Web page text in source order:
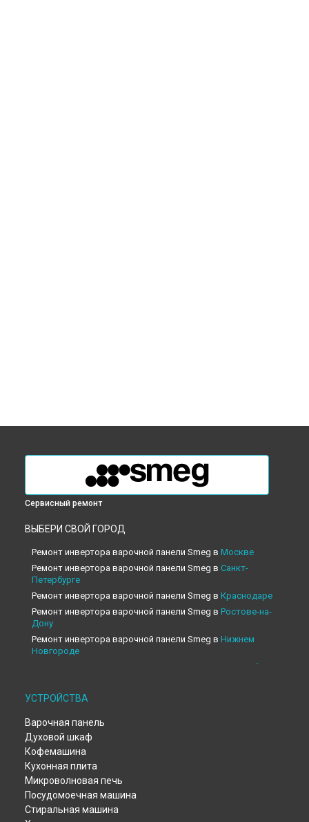
Сервисный ремонт
ВЫБЕРИ СВОЙ ГОРОД
Ремонт инвертора варочной панели Smeg в Москве
Ремонт инвертора варочной панели Smeg в Санкт-
Петербурге
Ремонт инвертора варочной панели Smeg в Краснодаре
Ремонт инвертора варочной панели Smeg в Ростове-на-
Дону
Ремонт инвертора варочной панели Smeg в Нижнем
Новгороде
Новосибирске
Ремонт инвертора варочной панели Smeg в
Ремонт инвертора варочной панели Smeg в
Ремонт инвертора варочной панели Smeg в
Ремонт инвертора варочной панели Smeg в
Ремонт инвертора варочной панели Smeg в
Ремонт инвертора варочной панели Smeg в
Ремонт инвертора варочной панели Smeg в
УСТРОЙСТВА
Варочная панель
Духовой шкаф
Кофемашина
Кухонная плита
Микроволновая печь
Посудомоечная машина
Стиральная машина